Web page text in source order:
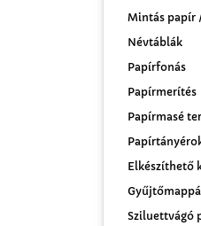
Mintás papír
Névtáblák
Papírfonás
Papírmerítés
Papírmasé
Elkészíthető
Sziluettvágó